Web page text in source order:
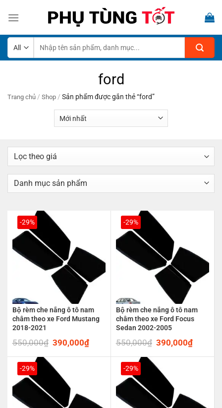
kiếm:
ford
Trang chủ / Shop / Sản phẩm được gắn thẻ “ford”
-29%
Bộ rèm che nắng ô tô nam
châm theo xe Ford Mustang
2018-2021
550,000₫ Original
was:
550,000₫.
390,000₫Current
is:
390,000₫.
-29%
Bộ rèm che nắng ô tô nam
châm theo xe Ford Focus
Sedan 2002-2005
550,000₫ Original
was:
550,000₫.
390,000₫Current
is:
-29% -29%